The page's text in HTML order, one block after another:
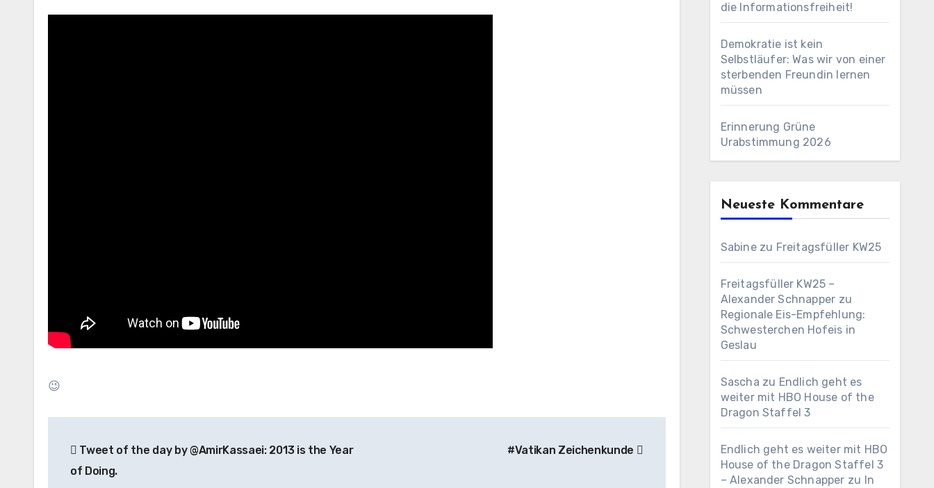
😉
Tweet of the day by @AmirKassaei: 2013 is the Year
of Doing.
#Vatikan Zeichenkunde
die Informationsfreiheit!
Demokratie ist kein
Selbstläufer: Was wir von einer
sterbenden Freundin lernen
müssen
Erinnerung Grüne
Urabstimmung 2026
Neueste Kommentare
Sabinezu Freitagsfüller KW25
Freitagsfüller KW25 –
Alexander Schnapper zu
Regionale Eis-Empfehlung:
Schwesterchen Hofeis in
Geslau
Sascha zu Endlich geht es
weiter mit HBO House of the
Dragon Staffel 3
Endlich geht es weiter mit HBO
House of the Dragon Staffel 3
– Alexander Schnapper zu In